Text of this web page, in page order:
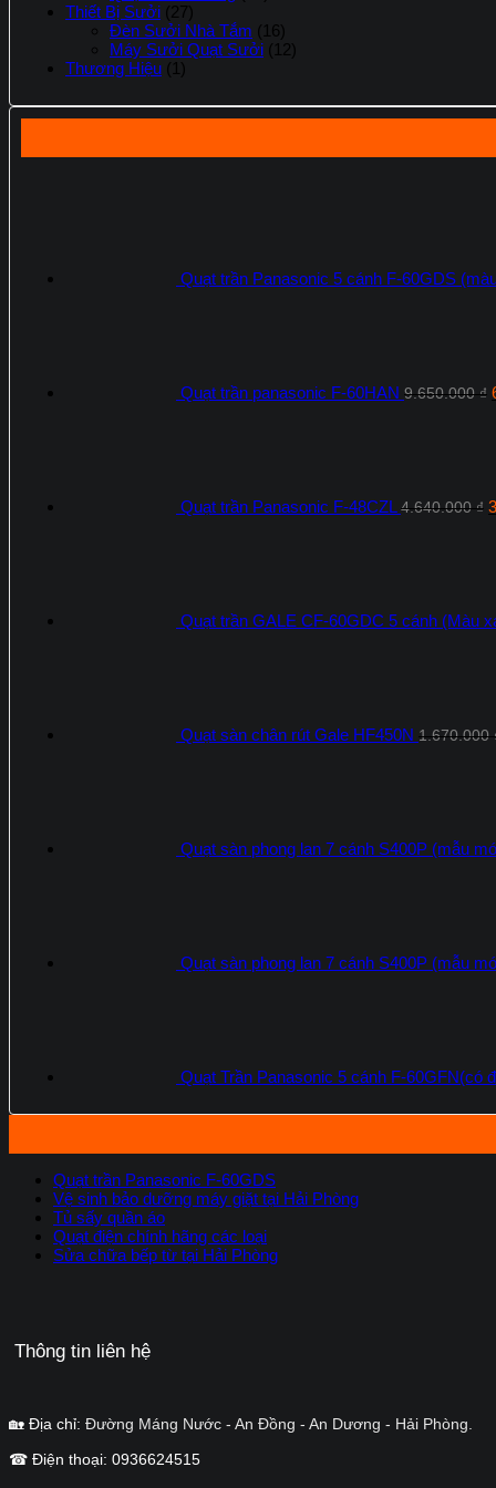
Thiết Bị Sưởi (27)
Đèn Sưởi Nhà Tắm (16)
Máy Sưởi Quạt Sưởi (12)
Thương Hiệu (1)
Quạt trần Panasonic 5 cánh F-60GDS
Quạt trần panasonic F-60HAN 9.650.000₫
Quạt trần Panasonic F‑48CZL 4.640.000₫
Quạt trần GALE CF-60GDC 5 cánh (Màu
Quạt sàn chân rút Gale HF450N 1.670.000
Quạt sàn phong lan 7 cánh S400P (mẫu
Quạt sàn phong lan 7 cánh S400P (mẫu
Quạt Trần Panasonic 5 cánh F-60GFN(có
Quạt trần Panasonic F-60GDS
Vệ sinh bảo dưỡng máy giặt tại Hải Phòng
Tủ sấy quần áo
Quạt điện chính hãng các loại
Sửa chữa bếp từ tại Hải Phòng
Thông tin liên hệ
🏡 Địa chỉ: Đường Máng Nước - An Đồng - An Dương - Hải Phòng.
☎ Điện thoại: 0936624515